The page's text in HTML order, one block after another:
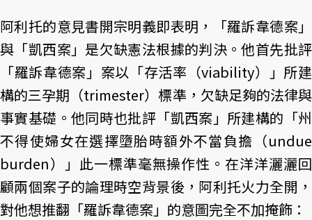
阿利托的意見書開宗明義即表明，「羅訴韋德案」
與「凱西案」是欠缺憲法根據的判決。他首先批評
「羅訴韋德案」案以「存活率（viability）」所建
構的三孕期（trimester）標準，欠缺足夠的法律與
事實基礎。他同時也批評「凱西案」所建構的「州
不得使婦女在選擇墮胎時額外不當負擔（undue
burden）」此一標準毫無操作性。在洋洋灑灑回
顧兩個案子的論理時空背景後，阿利托火力全開，
對他想推翻「羅訴韋德案」的意圖完全不加掩飾：